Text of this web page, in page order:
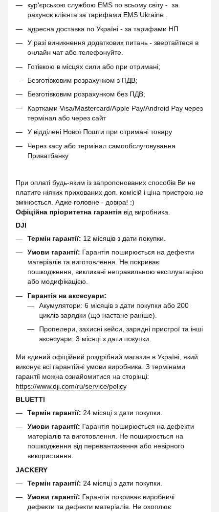
кур'єрською службою EMS по всьому світу - за
рахунок клієнта за тарифами EMS Ukraine .
адресна доставка по Україні - за тарифами НП
У разі виникнення додаткових питань - звертайтеся в
онлайн чат або телефонуйте.
Готівкою в місцях сили або при отримані;
Безготівковим розрахунком з ПДВ;
Безготівковим розрахунком без ПДВ;
Картками Visa/Mastercard/Apple Pay/Android Pay через
термінал або через сайт
У відділені Нової Пошти при отримані товару
Через касу або термінал самообслуговування
Приватбанку
При оплаті будь-яким із запропонованих способів Ви не
платите ніяких прихованих доп. комісій і ціна пристрою не
змінюється. Адже головне - довіра! :)
Офіційна пріоритетна гарантія від виробника.
DJI
Термін гарантії: 12 місяців з дати покупки.
Умови гарантії: Гарантія поширюється на дефекти
матеріалів та виготовлення. Не покриває
пошкодження, викликані неправильною експлуатацією
або модифікацією.
Гарантія на аксесуари:
Акумулятори: 6 місяців з дати покупки або 200
циклів зарядки (що настане раніше).
Пропелери, захисні кейси, зарядні пристрої та інші
аксесуари: 3 місяці з дати покупки.
Ми єдиний офіційний роздрібний магазин в Україні, який
виконує всі гарантійні умови виробника. З термінами
гарантії можна ознайомитися на сторінці:
https://www.dji.com/ru/service/policy
BLUETTI
Термін гарантії: 24 місяці з дати покупки.
Умови гарантії: Гарантія поширюється на дефекти
матеріалів та виготовлення. Не поширюється на
пошкодження від перевантаження або невірного
використання.
JACKERY
Термін гарантії: 24 місяці з дати покупки.
Умови гарантії: Гарантія покриває виробничі
дефекти та дефекти матеріалів. Не охоплює